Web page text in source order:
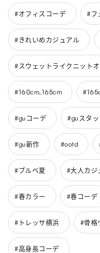
#オフィスコーデ #フ
#きれいめカジュアル
#スウェットライクニットオ
#160cm_165cm
#guコーデ #guスタッ
#gu新作 #ootd
#ブルベ夏 #大人カジ
#春カラー #春コーデ
#トレッサ横浜 #骨格
#高身長コーデ